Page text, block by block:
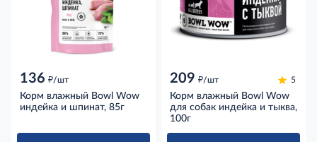
136 д/шт
Корм влажный Bowl Wow
индейка и шпинат, 85г
209 д/шт 5
Корм влажный Bowl Wow
для собак индейка и тыква,
100г